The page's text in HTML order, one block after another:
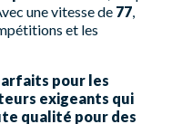
une vitesse de 77
et les
pour les
exigeants qui
qualité pour des